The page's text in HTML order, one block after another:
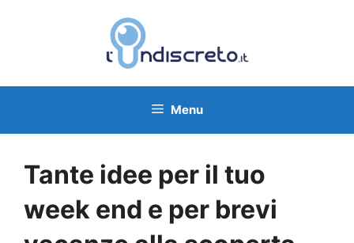
Menu
Tante idee per il tuo
week end e per brevi